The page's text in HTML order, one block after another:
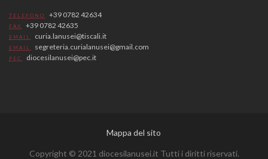
TELEFONO +39 0782 42634
FAX +39 0782 42635
EMAIL curia.lanusei@tiscali.it
EMAIL segreteria.curialanusei@gmail.com
PEC diocesilanusei@pec.it
Mappa del sito
Copyright © 2021 diocesilanusei.it Tutti i diritti riservati.